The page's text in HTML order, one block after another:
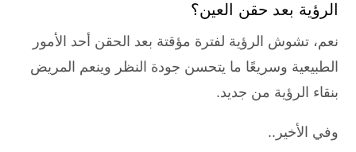
الرؤية بعد حقن العين؟
نعم، تشوش الرؤية لفترة مؤقتة بعد الحقن أحد الأمور
الطبيعية وسريعًا ما يتحسن جودة النظر وينعم المريض
بنقاء الرؤية من جديد.
وفي الأخير..